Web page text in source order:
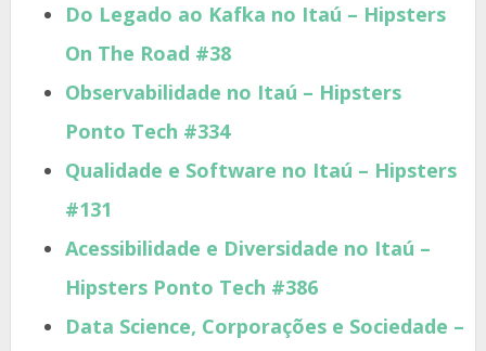
Do Legado ao Kafka no Itaú – Hipsters
On The Road #38
Observabilidade no Itaú – Hipsters
Ponto Tech #334
Qualidade e Software no Itaú – Hipsters
#131
Acessibilidade e Diversidade no Itaú –
Hipsters Ponto Tech #386
Data Science, Corporações e Sociedade –